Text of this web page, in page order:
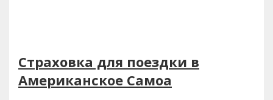
Страховка для поездки в
Американское Самоа